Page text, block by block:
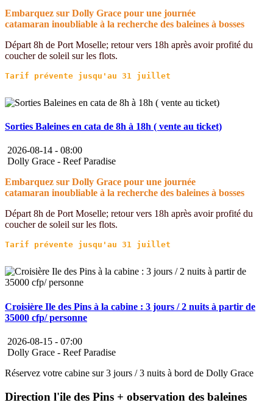
Embarquez sur Dolly Grace pour une journée
catamaran inoubliable à la recherche des baleines à bosses
Départ 8h de Port Moselle; retour vers 18h après avoir profité du
coucher de soleil sur les flots.
Sorties Baleines en cata de 8h à 18h ( vente au ticket)
2026-08-14 - 08:00
Dolly Grace - Reef Paradise
Embarquez sur Dolly Grace pour une journée
catamaran inoubliable à la recherche des baleines à bosses
Départ 8h de Port Moselle; retour vers 18h après avoir profité du
coucher de soleil sur les flots.
Croisière Ile des Pins à la cabine : 3 jours / 2 nuits à partir de
35000 cfp/ personne
2026-08-15 - 07:00
Dolly Grace - Reef Paradise
Réservez votre cabine sur 3 jours / 3 nuits à bord de Dolly Grace
Direction l'ile des Pins + observation des baleines